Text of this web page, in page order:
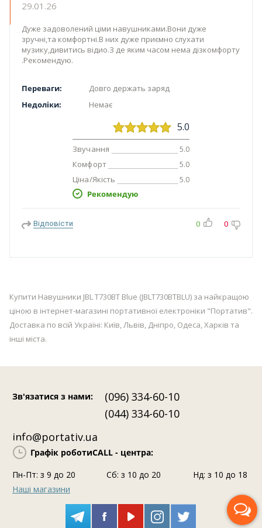
29.01.26
Дуже задоволений ціми навушниками.Вони дуже
зручні,та комфортні.В них дуже приємно слухати
музику,дивитись відио.З де яким часом нема дізкомфорту
.Рекомендую.
Переваги:
Довго держать заряд
Недоліки:
Немає
5.0
Звучання 5.0
Комфорт 5.0
Ціна/Якість 5.0
Рекомендую
Відповісти 0 0
Купити Навушники JBL T730BT Blue (JBLT730BTBLU) за найкращою
ціною в інтернет-магазині портативної електроніки "Портатив".
Доставка по всій Україні: Київ, Львів, Дніпро, Одеса, Харків та
інші міста.
Зв'язатися з нами:
(096) 334-60-10
(044) 334-60-10
info@portativ.ua
Графік роботиCALL - центра:
Пн-Пт: з 9 до 20
Сб: з 10 до 20
Нд: з 10 до 18
Наші магазини
Передзвоніть мені